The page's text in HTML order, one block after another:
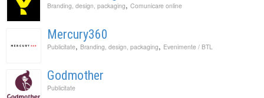
Branding, design, packaging, Comunicare online
Mercury360
Publicitate, Branding, design, packaging, Evenimente / BTL
Godmother
Publicitate